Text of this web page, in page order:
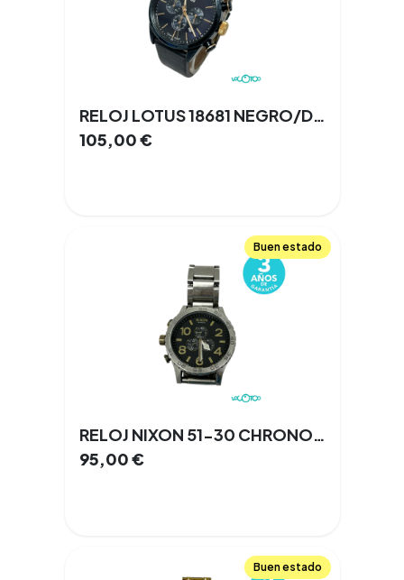
RELOJ LOTUS 18681 NEGRO/DORADO 43 MM
105,00€
Buen estado
RELOJ NIXON 51-30 CHRONO 56MM NEGRO/PLATA
95,00€
Buen estado